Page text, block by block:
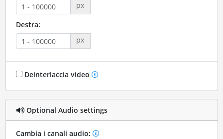
px
Destra:
px
Deinterlaccia video
Optional Audio settings
Cambia i canali audio: